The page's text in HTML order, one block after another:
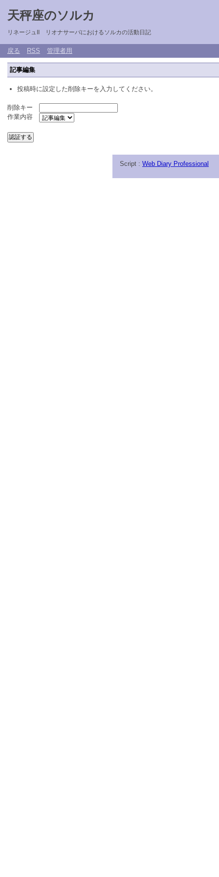
天秤座のソルカ
リネージュII リオナサーバにおけるソルカの活動日記
戻る RSS 管理者用
記事編集
投稿時に設定した削除キーを入力してください。
削除キー
作業内容
Script : Web Diary Professional